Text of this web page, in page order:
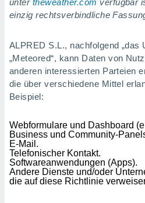
diese
basiert,
uns,
AKZEPTIEREN
unter theweather.com verfügbar
einzig rechtsverbindliche
ALPRED S.L., nachfolgend „das
„Meteored“, kann Daten von
anderen interessierten Parteien
die über verschiedene Mittel
Beispiel:
Webformulare und Dashboard
Business und Community-
E-Mail.
Telefonischer Kontakt.
Softwareanwendungen (Apps).
Andere Dienste und/oder
die auf diese Richtlinie